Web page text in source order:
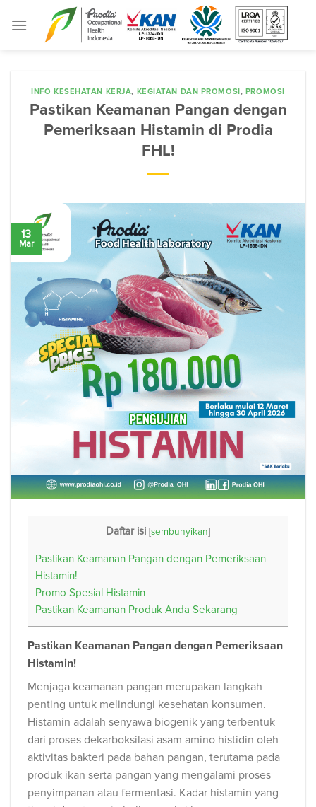
INFO KESEHATAN KERJA, KEGIATAN DAN PROMOSI, PROMOSI
Pastikan Keamanan Pangan dengan
Pemeriksaan Histamin di Prodia
FHL!
13
Mar
Daftar isi [sembunyikan]
Pastikan Keamanan Pangan dengan Pemeriksaan
Histamin!
Promo Spesial Histamin
Pastikan Keamanan Produk Anda Sekarang
Pastikan Keamanan Pangan dengan Pemeriksaan
Histamin!
Menjaga keamanan pangan merupakan langkah
penting untuk melindungi kesehatan konsumen.
Histamin adalah senyawa biogenik yang terbentuk
dari proses dekarboksilasi asam amino histidin oleh
aktivitas bakteri pada bahan pangan, terutama pada
produk ikan serta pangan yang mengalami proses
penyimpanan atau fermentasi. Kadar histamin yang